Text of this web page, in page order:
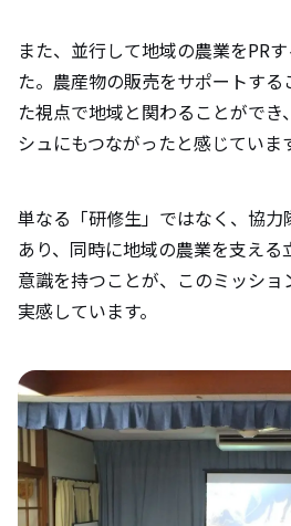
また、並行して地域の農業をPR
た。農産物の販売をサポートす
た視点で地域と関わることがで
シュにもつながったと感じていま
単なる「研修生」ではなく、協
あり、同時に地域の農業を支える
意識を持つことが、このミッショ
実感しています。